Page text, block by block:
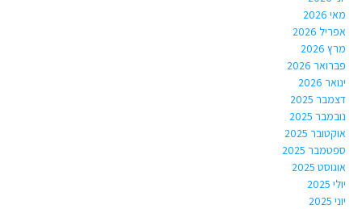
מאי 2026
אפריל 2026
מרץ 2026
פברואר 2026
ינואר 2026
דצמבר 2025
נובמבר 2025
אוקטובר 2025
ספטמבר 2025
אוגוסט 2025
יולי 2025
יוני 2025